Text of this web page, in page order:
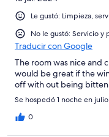
Le gustó: Limpieza,
No le gustó: Servicio y
Traducir con Google
The room was nice and
would be great if the
off with out being
Se hospedó 1 noche en
0